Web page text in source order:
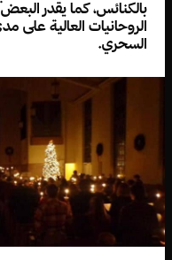
بالكنائس، كما يقدر البعض
الروحانيات العالية
السحري.